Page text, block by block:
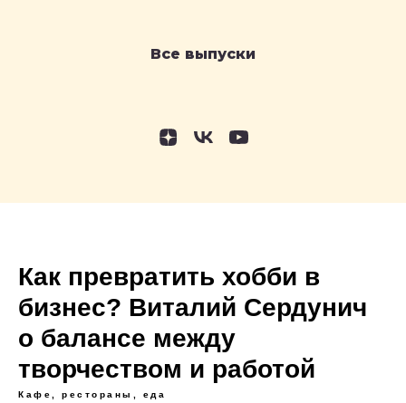
Все выпуски
Как превратить хобби в
бизнес? Виталий Сердунич
о балансе между
творчеством и работой
Кафе, рестораны, еда